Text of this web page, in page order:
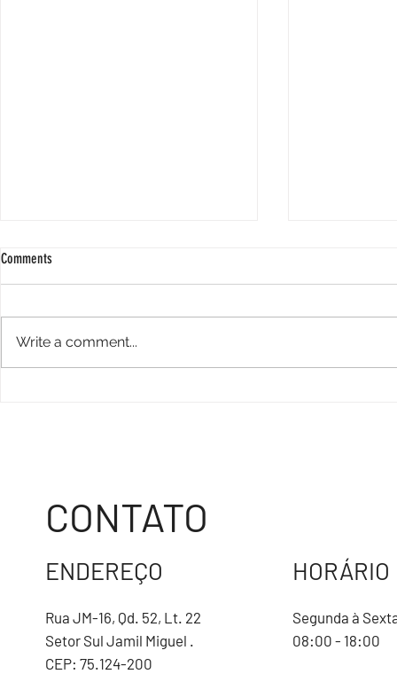
Comments
Write a comment...
CONTATO
ENDEREÇO
Rua JM-16, Qd. 52, Lt. 22
Setor Sul Jamil Miguel .
CEP: 75.124-200
HORÁRIO
Segunda à
08:00 - 18:00